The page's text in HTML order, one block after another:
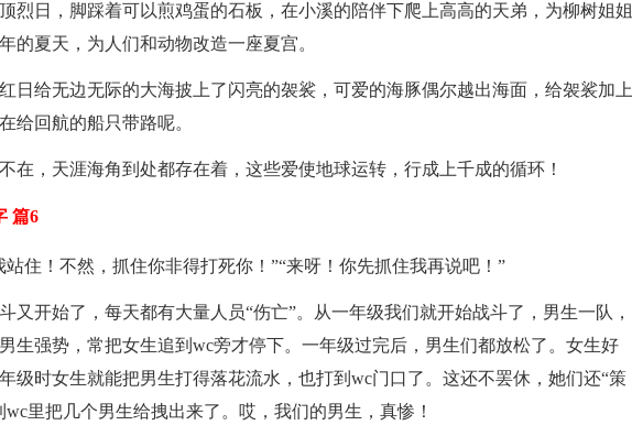
烈日，脚踩着可以煎鸡蛋的石板，在小溪的陪伴下爬上高高的天弟，为柳树姐姐
的夏天，为人们和动物改造一座夏宫。
日给无边无际的大海披上了闪亮的袈裟，可爱的海豚偶尔越出海面，给袈裟加上
给回航的船只带路呢。
在，天涯海角到处都存在着，这些爱使地球运转，行成上千成的循环！
篇6
站住！不然，抓住你非得打死你！”“来呀！你先抓住我再说吧！”
又开始了，每天都有大量人员“伤亡”。从一年级我们就开始战斗了，男生一队，
生强势，常把女生追到wc旁才停下。一年级过完后，男生们都放松了。女生好
级时女生就能把男生打得落花流水，也打到wc门口了。这还不罢休，她们还“策
wc里把几个男生给拽出来了。哎，我们的男生，真惨！